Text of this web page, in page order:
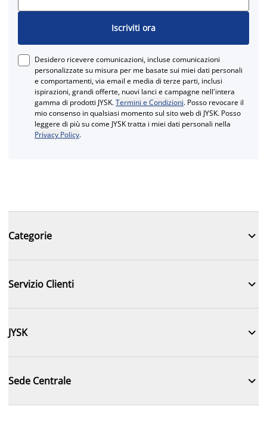
Iscriviti ora
Desidero ricevere comunicazioni, incluse comunicazioni
personalizzate su misura per me basate sui miei dati personali
e comportamenti, via email e media di terze parti, inclusi
ispirazioni, grandi offerte, nuovi lanci e campagne nell'intera
gamma di prodotti JYSK.Termini e Condizioni. Posso revocare il
mio consenso in qualsiasi momento sul sito web di JYSK. Posso
leggere di più su come JYSK tratta i miei dati personali nella
Privacy Policy.
Categorie 
Servizio Clienti 
JYSK 
Sede Centrale 